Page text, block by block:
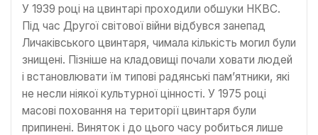
У 1939 році на цвинтарі проходили обшуки НКВС.
Під час Другої світової війни відбувся занепад
Личаківського цвинтаря, чимала кількість могил були
знищені. Пізніше на кладовищі почали ховати людей
і встановлювати їм типові радянські пам’ятники, які
не несли ніякої культурної цінності. У 1975 році
масові поховання на території цвинтаря були
припинені. Виняток і до цього часу робиться лише